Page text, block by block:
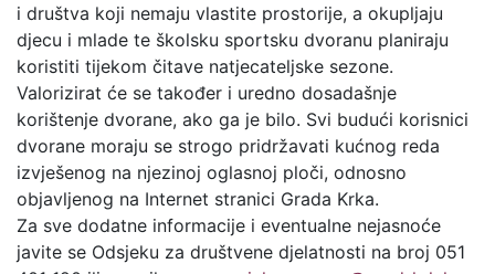
i društva koji nemaju vlastite prostorije, a okupljaju
djecu i mlade te školsku sportsku dvoranu planiraju
koristiti tijekom čitave natjecateljske sezone.
Valorizirat će se također i uredno dosadašnje
korištenje dvorane, ako ga je bilo. Svi budući korisnici
dvorane moraju se strogo pridržavati kućnog reda
izvješenog na njezinoj oglasnoj ploči, odnosno
objavljenog na Internet stranici Grada Krka.
Za sve dodatne informacije i eventualne nejasnoće
javite se Odsjeku za društvene djelatnosti na broj 051